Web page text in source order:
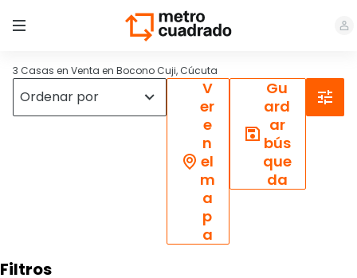
3 Casas en Venta en Bocono Cuji, Cúcuta
V
er
e
n
el
m
a
p
a
Gu
ard
ar
bús
que
da
Filtros